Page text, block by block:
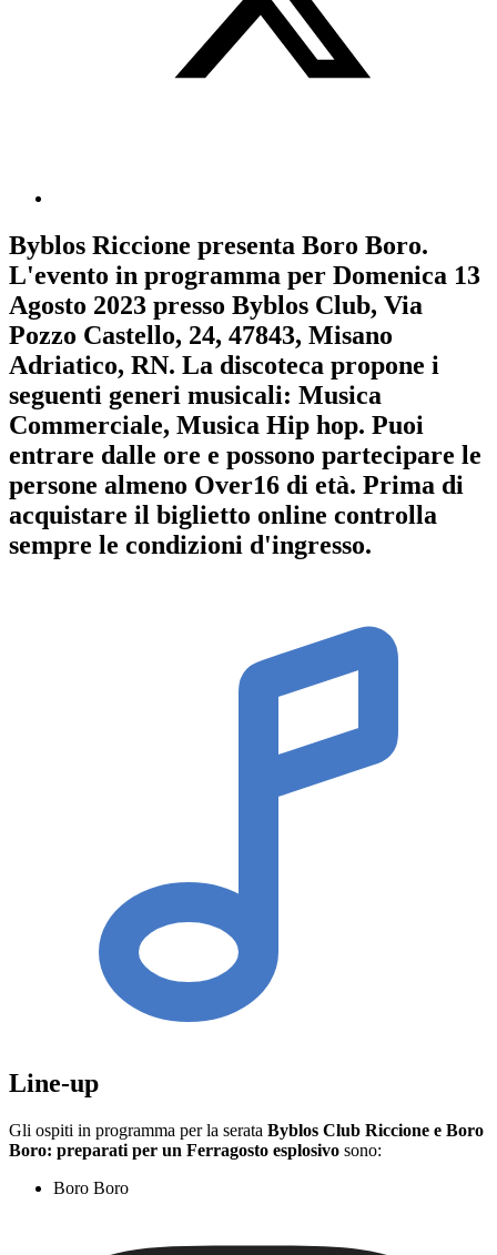
Byblos Riccione presenta Boro Boro.
L'evento in programma per Domenica 13
Agosto 2023 presso Byblos Club, Via
Pozzo Castello, 24, 47843, Misano
Adriatico, RN. La discoteca propone i
seguenti generi musicali: Musica
Commerciale, Musica Hip hop. Puoi
entrare dalle ore e possono partecipare le
persone almeno Over16 di età. Prima di
acquistare il biglietto online controlla
sempre le condizioni d'ingresso.
Line-up
Gli ospiti in programma per la serata Byblos Club Riccione e Boro
Boro: preparati per un Ferragosto esplosivo sono:
Boro Boro